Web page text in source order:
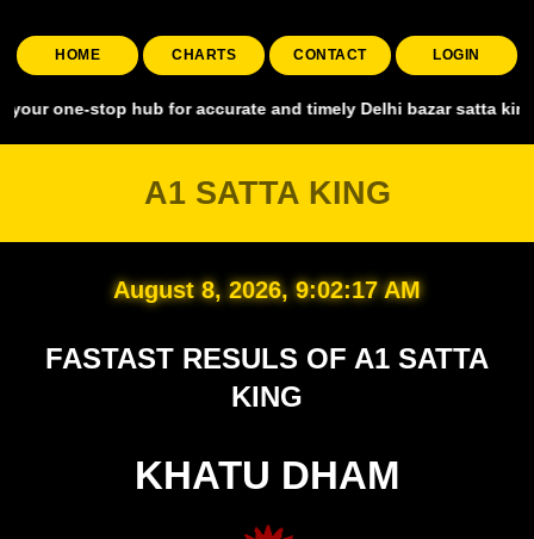
HOME CHARTS CONTACT LOGIN
hub for accurate and timely Delhi bazar satta king,
A1 SATTA KING
August 8, 2026, 9:02:18 AM
FASTAST RESULS OF A1 SATTA
KING
KHATU DHAM